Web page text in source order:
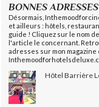
BONNES
Désormais,
et ailleurs : hôtels,
guide ! Cliquez sur le nom
l'article le concernant.
adresses sur mon
Hôtel Barrière